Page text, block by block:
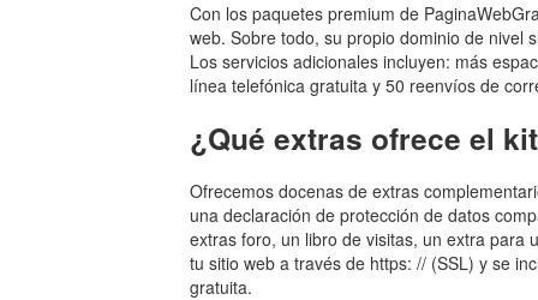
Con los paquetes premium de
web. Sobre todo, su propio dominio de nivel
Los servicios adicionales incluyen: más
línea telefónica gratuita y 50 reenvíos de
¿Qué extras ofrece el
Ofrecemos docenas de extras
una declaración de protección de datos
extras foro, un libro de visitas, un extra para
tu sitio web a través de https: // (SSL) y se
gratuita.